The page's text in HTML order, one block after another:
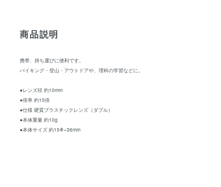
商品説明
携帯、持ち運びに便利です。
バイキング・登山・アウトドアや、理科の学習などに。
●レンズ径 約10mm
●倍率 約15倍
●仕様 硬質プラスチックレンズ（ダブル）
●本体重量 約10g
●本体サイズ 約15Φ×36mm